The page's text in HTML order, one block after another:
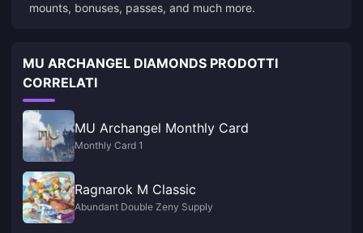
mounts, bonuses, passes, and much more.
MU ARCHANGEL DIAMONDS PRODOTTI
CORRELATI
MU Archangel Monthly Card
Monthly Card 1
Ragnarok M Classic
Abundant Double Zeny Supply